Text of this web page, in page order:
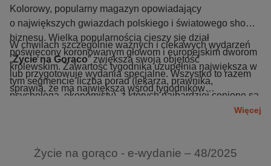
Kolorowy, popularny magazyn opowiadający
o największych gwiazdach polskiego i światowego show-
biznesu. Wielką popularnością cieszy się dział
poświęcony koronowanym głowom i europejskim dworom
królewskim. Zawartość tygodnika uzupełnia największa w
tym segmencie liczba porad (lekarza, prawnika,
psychologa, ekonomisty), z których najbardziej cenione są
rady dotyczące zdrowia. Czytelniczki gromadzą przepisy
W chwilach szczególnie ważnych i ciekawych wydarzeń
„Życie na Gorąco” zwiększa swoją objętość
lub przygotowuje wydania specjalne. Wszystko to razem
sprawia, że ma największą wśród tygodników
Więcej
Życie na gorąco - e-wydanie – 48/2025